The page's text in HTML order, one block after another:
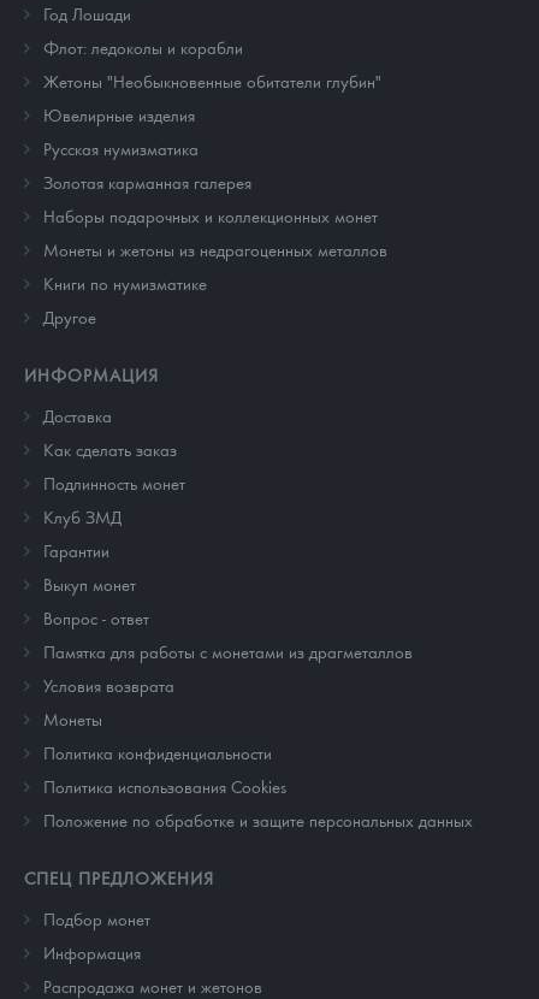
Год Лошади
Флот: ледоколы и корабли
Жетоны "Необыкновенные обитатели глубин"
Ювелирные изделия
Русская нумизматика
Золотая карманная галерея
Наборы подарочных и коллекционных монет
Монеты и жетоны из недрагоценных металлов
Книги по нумизматике
Другое
ИНФОРМАЦИЯ
Доставка
Как сделать заказ
Подлинность монет
Клуб ЗМД
Гарантии
Выкуп монет
Вопрос - ответ
Памятка для работы с монетами из драгметаллов
Условия возврата
Монеты
Политика конфиденциальности
Политика использования Cookies
Положение по обработке и защите персональных данных
СПЕЦ ПРЕДЛОЖЕНИЯ
Подбор монет
Информация
Распродажа монет и жетонов